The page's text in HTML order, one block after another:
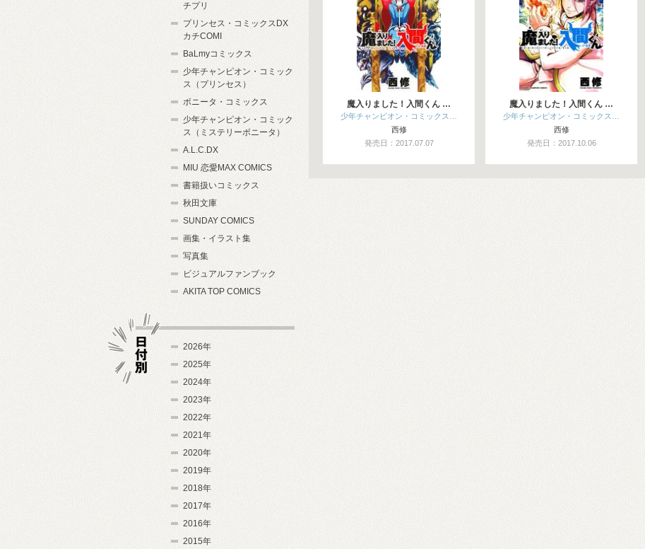
魔入りました！入間くん …
少年チャンピオン・コミックス…
西修
発売日：2017.07.07
魔入りました！入間くん …
少年チャンピオン・コミックス…
西修
発売日：2017.10.06
チプリ
プリンセス・コミックスDX
カチCOMI
BaLmyコミックス
少年チャンピオン・コミック
ス（プリンセス）
ボニータ・コミックス
少年チャンピオン・コミック
ス（ミステリーボニータ）
A.L.C.DX
MIU 恋愛MAX COMICS
書籍扱いコミックス
秋田文庫
SUNDAY COMICS
画集・イラスト集
写真集
ビジュアルファンブック
AKITA TOP COMICS
2026年
2025年
2024年
2023年
2022年
2021年
2020年
2019年
2018年
2017年
2016年
2015年